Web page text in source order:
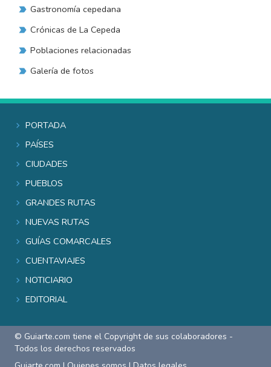
Gastronomía cepedana
Crónicas de La Cepeda
Poblaciones relacionadas
Galería de fotos
Portada
Países
Ciudades
Pueblos
Grandes rutas
Nuevas rutas
Guías comarcales
Cuentaviajes
Noticiario
Editorial
© Guiarte.com tiene el Copyright de sus colaboradores -
Todos los derechos reservados